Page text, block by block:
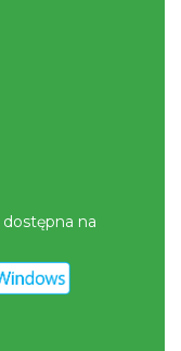
dostępna na